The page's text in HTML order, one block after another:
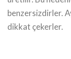
benzersizdirler.
dikkat çekerler.